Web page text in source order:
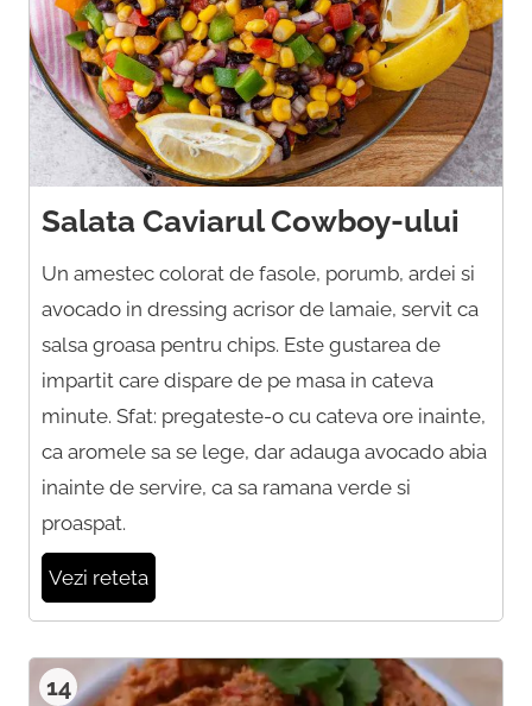
Salata Caviarul Cowboy-ului
Un amestec colorat de fasole, porumb, ardei si
avocado in dressing acrisor de lamaie, servit ca
salsa groasa pentru chips. Este gustarea de
impartit care dispare de pe masa in cateva
minute. Sfat: pregateste-o cu cateva ore inainte,
ca aromele sa se lege, dar adauga avocado abia
inainte de servire, ca sa ramana verde si
proaspat.
Vezi reteta
14